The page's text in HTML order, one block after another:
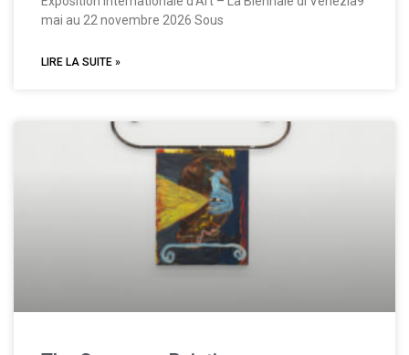
mai au 22 novembre 2026 Sous
LIRE LA SUITE »